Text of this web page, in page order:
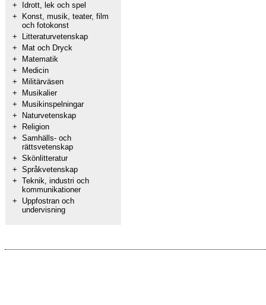
+
Idrott, lek och spel
+
Konst, musik, teater, film
och fotokonst
+
Litteraturvetenskap
+
Mat och Dryck
+
Matematik
+
Medicin
+
Militärväsen
+
Musikalier
+
Musikinspelningar
+
Naturvetenskap
+
Religion
+ Samhälls- och
rättsvetenskap
+ Skönlitteratur
+ Språkvetenskap
+ Teknik, industri och
kommunikationer
+
Uppfostran och
undervisning